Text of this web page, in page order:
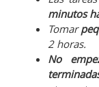
minutos
Tomar
2 horas.
No